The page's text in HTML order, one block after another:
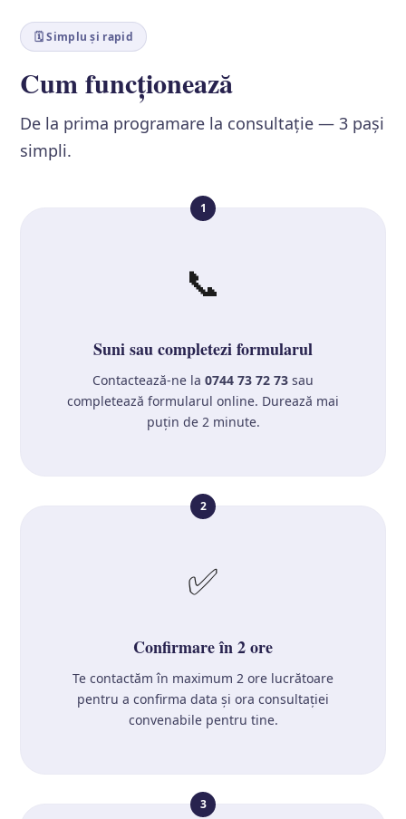
🗓️ Simplu și rapid
Cum funcționează
De la prima programare la consultație — 3 pași
simpli.
1
📞
Suni sau completezi formularul
Contactează-ne la 0744 73 72 73 sau
completează formularul online. Durează mai
puțin de 2 minute.
2
✅
Confirmare în 2 ore
Te contactăm în maximum 2 ore lucrătoare
pentru a confirma data și ora consultației
convenabile pentru tine.
3